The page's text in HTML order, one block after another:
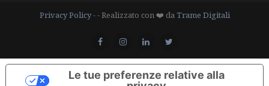
Privacy Policy- - Realizzato con ❤️ daTrame Digitali
Le tue preferenze relative alla